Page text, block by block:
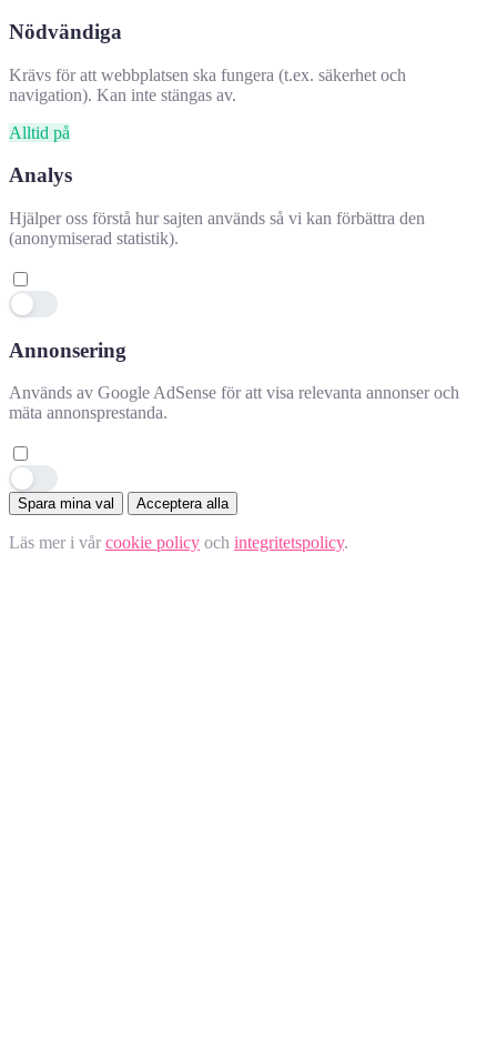
Nödvändiga
Krävs för att webbplatsen ska fungera (t.ex. säkerhet och
navigation). Kan inte stängas av.
Alltid på
Analys
Hjälper oss förstå hur sajten används så vi kan förbättra den
(anonymiserad statistik).
Annonsering
Används av Google AdSense för att visa relevanta annonser och
mäta annonsprestanda.
Spara mina val Acceptera alla
Läs mer i vår cookie policy och integritetspolicy.